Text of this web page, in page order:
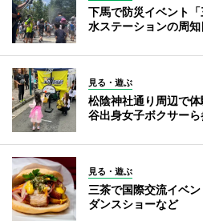
下馬で防災イベント
水ステーションの周知
見る・遊ぶ
松陰神社通り周辺で
谷出身女子ボクサー
見る・遊ぶ
三茶で国際交流イベ
ダンスショーなど